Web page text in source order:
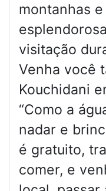
montanhas
visitação
Venha você
Kouchidani
“Como a
nadar e
é gratuito,
comer, e